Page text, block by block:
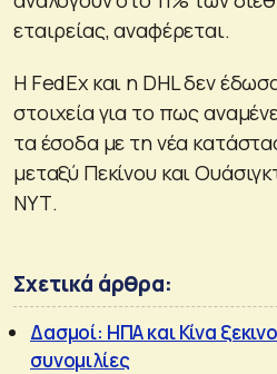
εταιρείας, αναφέρεται.
Η FedEx και η DHL δεν
στοιχεία για το πως
τα έσοδα με τη νέα
μεταξύ Πεκίνου και
ΝΥΤ.
Σχετικά άρθρα:
Δασμοί: ΗΠΑ και Κίνα
συνομιλίες